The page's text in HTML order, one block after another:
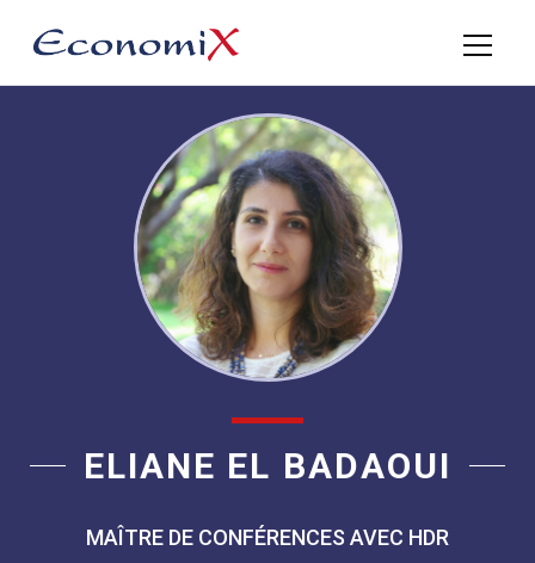
ELIANE EL BADAOUI
MAÎTRE DE CONFÉRENCES AVEC HDR